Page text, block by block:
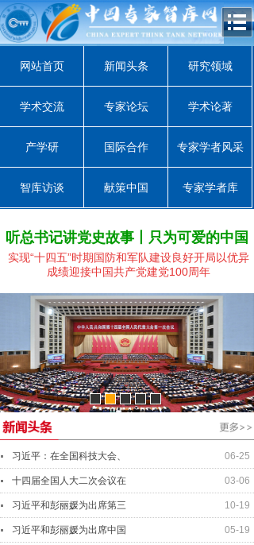
网站首页 新闻头条 研究领域
学术交流 专家论坛 学术论著
产学研 国际合作 专家学者风采
智库访谈 献策中国 专家学者库
听总书记讲党史故事丨只为可爱的中国
实现“十四五”时期国防和军队建设良好开局以优异
成绩迎接中国共产党建党100周年
资产管理经理 总会计师
06-25
习近平：在全国科技大会、
03-06
十四届全国人大二次会议在
10-19
习近平和彭丽媛为出席第三
05-19
习近平和彭丽媛为出席中国